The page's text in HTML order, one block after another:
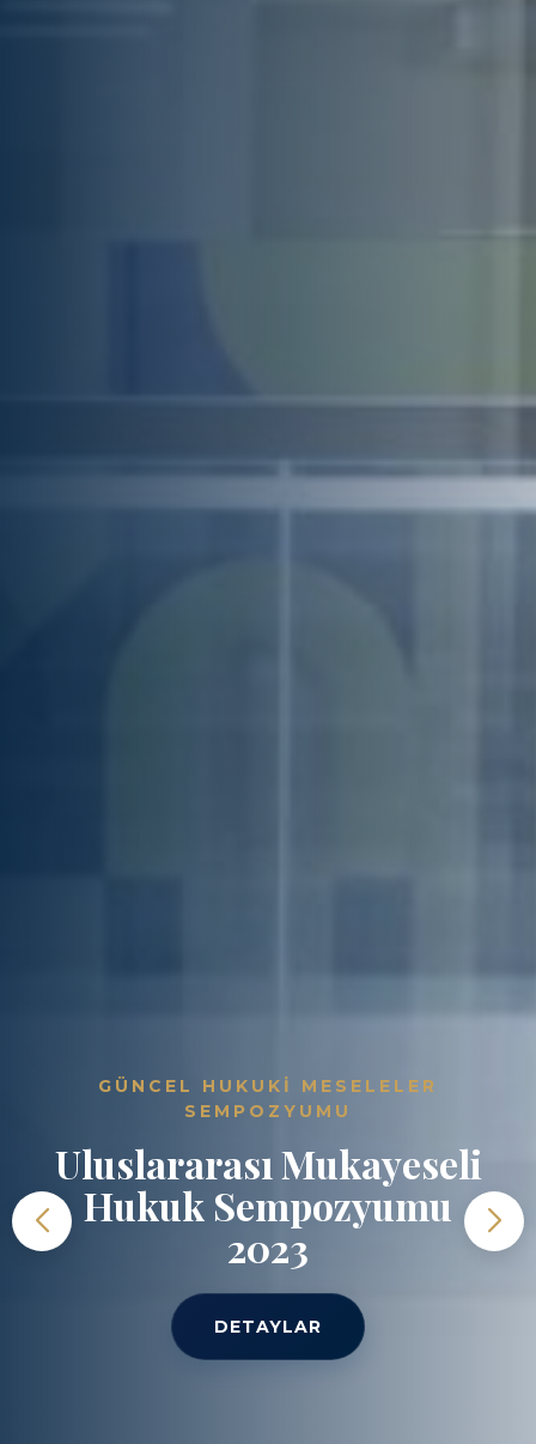
GÜNCEL HUKUKI MESELELER
SEMPOZYUMU
Uluslararası Mukayeseli
Hukuk Sempozyumu
2023
DETAYLAR